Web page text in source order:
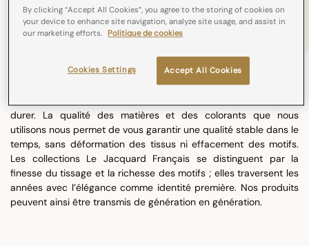
durer. La qualité des matières et des colorants que nous
utilisons nous permet de vous garantir une qualité stable dans le
temps, sans déformation des tissus ni effacement des motifs.
Les collections Le Jacquard Français se distinguent par la
finesse du tissage et la richesse des motifs ; elles traversent les
années avec l’élégance comme identité première. Nos produits
peuvent ainsi être transmis de génération en génération.
By clicking “Accept All Cookies”, you agree to the storing of cookies on
your device to enhance site navigation, analyze site usage, and assist in
our marketing efforts. Politique de cookies
Accept All Cookies
Cookies Settings